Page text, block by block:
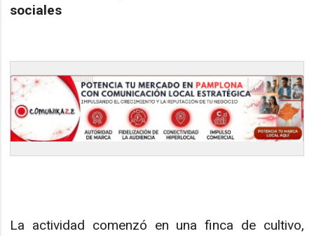
sociales
La actividad comenzó en una finca de cultivo,